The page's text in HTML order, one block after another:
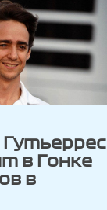
в Гонке
в